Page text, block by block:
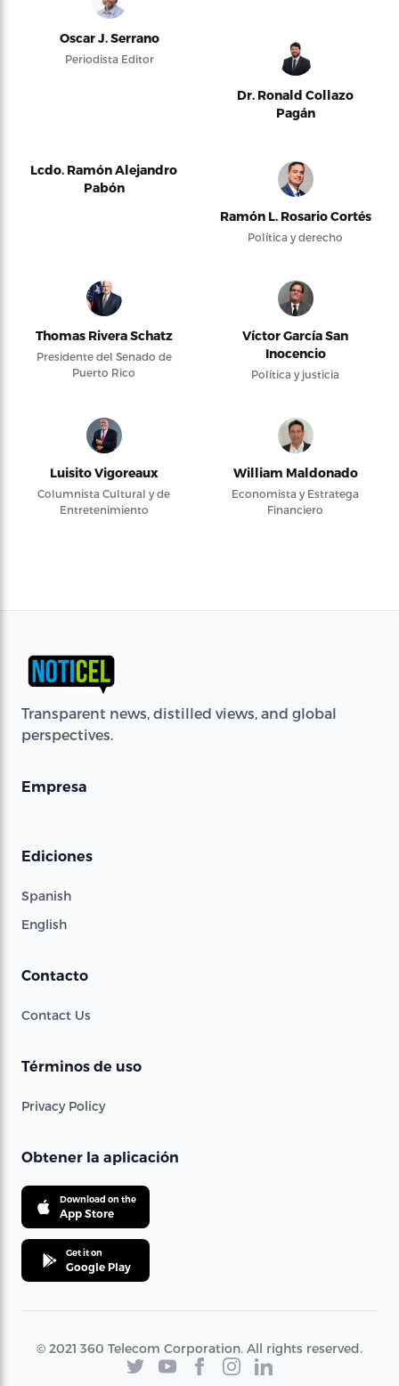
Oscar J. Serrano
Periodista Editor
Dr. Ronald Collazo
Pagán
Lcdo. Ramón Alejandro
Pabón
Ramón L. Rosario Cortés
Política y derecho
Thomas Rivera Schatz
Presidente del Senado de
Puerto Rico
Víctor García San
Inocencio
Política y justicia
Luisito Vigoreaux
Columnista Cultural y de
Entretenimiento
William Maldonado
Economista y Estratega
Financiero
Transparent news, distilled views, and global
perspectives.
Empresa
Ediciones
Spanish
English
Contacto
Contact Us
Términos de uso
Privacy Policy
Obtener la aplicación
Download on the
App Store
Get it on
Google Play
© 2021 360 Telecom Corporation. All rights reserved.